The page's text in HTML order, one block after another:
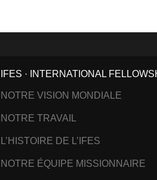
IFES · INTERNATIONAL
NOTRE VISION MONDIALE
NOTRE TRAVAIL
L’HISTOIRE DE L’IFES
NOTRE ÉQUIPE MISSIONNAIRE